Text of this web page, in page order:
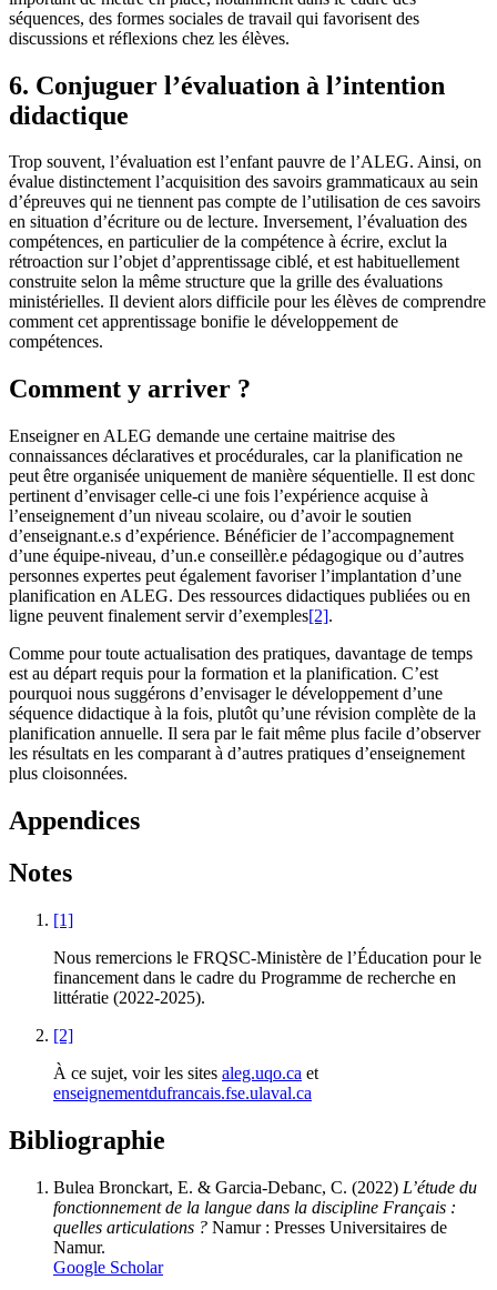
séquences, des formes sociales de travail qui favorisent des
discussions et réflexions chez les élèves.
6. Conjuguer l’évaluation à l’intention
didactique
Trop souvent, l’évaluation est l’enfant pauvre de l’ALEG. Ainsi, on
évalue distinctement l’acquisition des savoirs grammaticaux au sein
d’épreuves qui ne tiennent pas compte de l’utilisation de ces savoirs
en situation d’écriture ou de lecture. Inversement, l’évaluation des
compétences, en particulier de la compétence à écrire, exclut la
rétroaction sur l’objet d’apprentissage ciblé, et est habituellement
construite selon la même structure que la grille des évaluations
ministérielles. Il devient alors difficile pour les élèves de comprendre
comment cet apprentissage bonifie le développement de
compétences.
Comment y arriver ?
Enseigner en ALEG demande une certaine maitrise des
connaissances déclaratives et procédurales, car la planification ne
peut être organisée uniquement de manière séquentielle. Il est donc
pertinent d’envisager celle-ci une fois l’expérience acquise à
l’enseignement d’un niveau scolaire, ou d’avoir le soutien
d’enseignant.e.s d’expérience. Bénéficier de l’accompagnement
d’une équipe-niveau, d’un.e conseillèr.e pédagogique ou d’autres
personnes expertes peut également favoriser l’implantation d’une
planification en ALEG. Des ressources didactiques publiées ou en
ligne peuvent finalement servir d’exemples[2].
Comme pour toute actualisation des pratiques, davantage de temps
est au départ requis pour la formation et la planification. C’est
pourquoi nous suggérons d’envisager le développement d’une
séquence didactique à la fois, plutôt qu’une révision complète de la
planification annuelle. Il sera par le fait même plus facile d’observer
les résultats en les comparant à d’autres pratiques d’enseignement
plus cloisonnées.
Appendices
Notes
[1]
Nous remercions le FRQSC-Ministère de l’Éducation pour le
financement dans le cadre du Programme de recherche en
littératie (2022-2025).
[2]
À ce sujet, voir les sites aleg.uqo.ca et
enseignementdufrancais.fse.ulaval.ca
Bibliographie
Bulea Bronckart, E. & Garcia-Debanc, C. (2022) L’étude du
fonctionnement de la langue dans la discipline Français :
quelles articulations ? Namur : Presses Universitaires de
Namur.
Google Scholar